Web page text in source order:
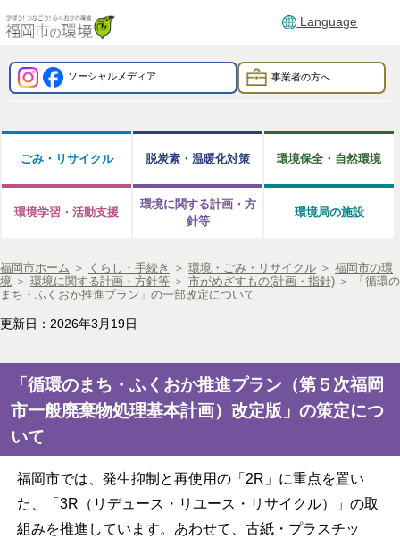
Language
ソーシャルメディア 事業者の方へ
ごみ・リサイクル 脱炭素・温暖化対策 環境保全・自然環境
環境学習・活動支援
環境に関する計画・方
針等
環境局の施設
福岡市ホーム ＞ くらし・手続き ＞ 環境・ごみ・リサイクル ＞ 福岡市の環
境 ＞ 環境に関する計画・方針等 ＞ 市がめざすもの(計画・指針) ＞
「循環の
まち・ふくおか推進プラン」の一部改定について
更新日：2026年3月19日
「循環のまち・ふくおか推進プラン（第５次福岡
市一般廃棄物処理基本計画）改定版」の策定につ
いて
福岡市では、発生抑制と再使用の「2R」に重点を置い
た、「3R（リデュース・リユース・リサイクル）」の取
組みを推進しています。あわせて、古紙・プラスチッ